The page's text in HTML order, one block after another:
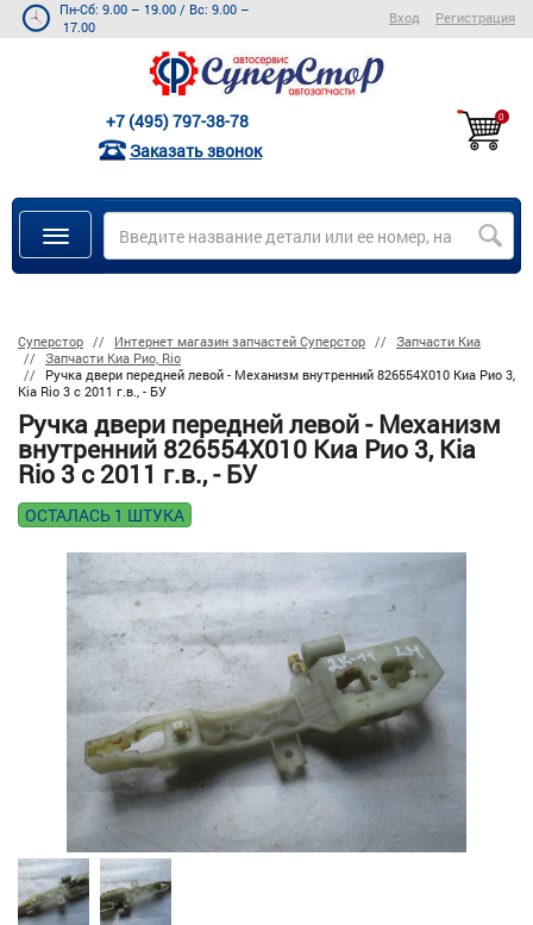
Пн-Сб: 9.00 – 19.00 / Вс: 9.00 –
17.00
Вход Регистрация
+7 (495) 797-38-78
Заказать звонок
0
Суперстор Интернет магазин запчастей Суперстор
Запчасти Киа
Запчасти Киа Рио, Rio
Ручка двери передней левой - Механизм внутренний 826554X010 Киа Рио 3,
Kia Rio 3 с 2011 г.в., - БУ
Ручка двери передней левой - Механизм
внутренний 826554X010 Киа Рио 3, Kia
Rio 3 с 2011 г.в., - БУ
ОСТАЛАСЬ 1 ШТУКА